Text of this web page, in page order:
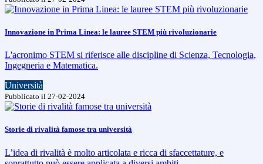
Innovazione in Prima Linea: le lauree STEM più rivoluzionarie
L'acronimo STEM si riferisce alle discipline di Scienza, Tecnologia,
Ingegneria e Matematica.
Università
Pubblicato il 27-02-2024
Storie di rivalità famose tra università
L’idea di rivalità è molto articolata e ricca di sfaccettature, e